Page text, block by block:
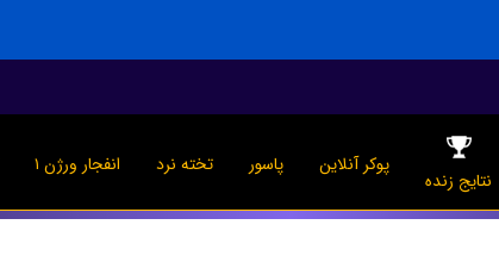
نتایج زنده
پوکر آنلاین پاسور تخته نرد انفجار ورژن ۱